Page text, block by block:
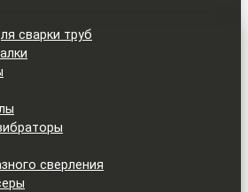
сварки труб
сверления